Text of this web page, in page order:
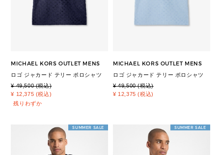
MICHAEL KORS OUTLET MENS
ロゴ ジャカード テリー ポロシャツ
¥ 49,500 (税込)
¥ 12,375 (税込)
残りわずか
MICHAEL KORS OUTLET MENS
ロゴ ジャカード テリー ポロシャツ
¥ 49,500 (税込)
¥ 12,375 (税込)
SUMMER SALE SUMMER SALE